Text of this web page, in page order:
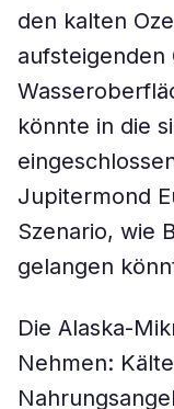
den kalten
aufsteigenden
könnte in die
Jupitermond
Szenario, wie
gelangen
Die Alaska-
Nehmen: